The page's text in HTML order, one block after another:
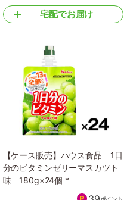
宅配でお届け
【ケース販売】ハウス食品 1日
分のビタミンゼリーマスカツト
味 180g×24個 *
ポイント